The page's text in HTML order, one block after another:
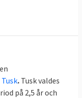
. Tusk valdes
på 2,5 år och